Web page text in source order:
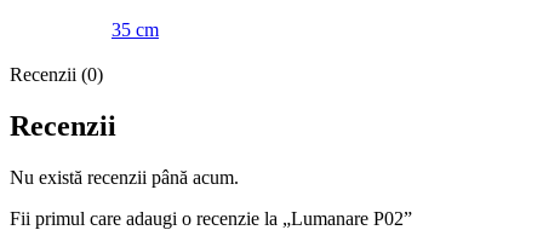
35 cm
Recenzii (0)
Recenzii
Nu există recenzii până acum.
Fii primul care adaugi o recenzie la „Lumanare P02”